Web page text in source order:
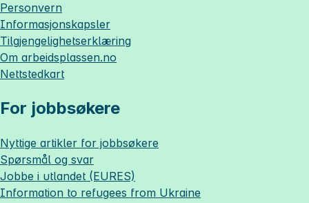
Personvern
Informasjonskapsler
Tilgjengelighetserklæring
Om arbeidsplassen.no
Nettstedkart
For jobbsøkere
Nyttige artikler for jobbsøkere
Spørsmål og svar
Jobbe i utlandet (EURES)
Information to refugees from Ukraine